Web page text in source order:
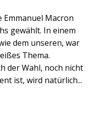
Emmanuel Macron
gewählt. In einem
dem unseren, war
Thema.
der Wahl, noch nicht
ist, wird natürlich...